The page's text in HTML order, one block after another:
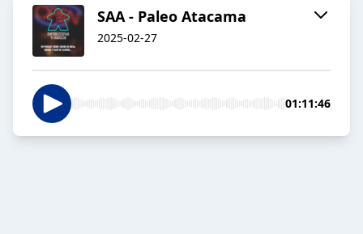
SAA - Paleo Atacama
2025-02-27
01:11:46